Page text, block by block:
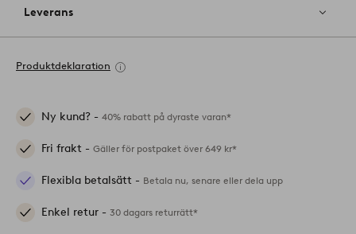
Leverans
Produktdeklaration
Ny kund? - 40% rabatt på dyraste varan*
Fri frakt - Gäller för postpaket över 649 kr*
Flexibla betalsätt - Betala nu, senare eller dela upp
Enkel retur - 30 dagars returrätt*